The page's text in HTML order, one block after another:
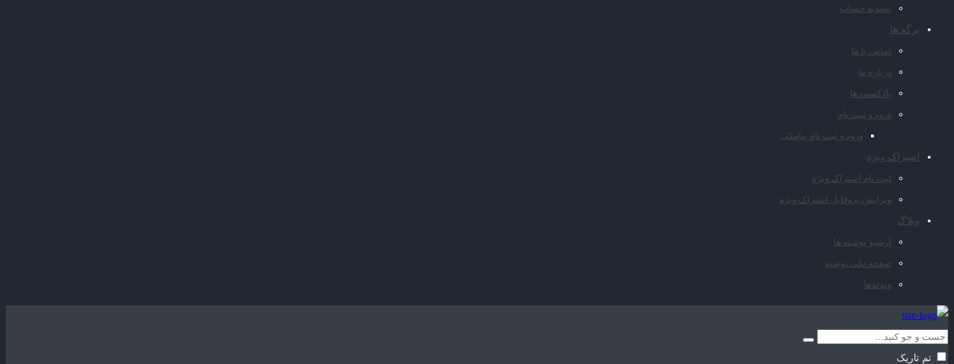
تسویه حساب
برگه ها
تماس با ما
درباره ما
پادکست ها
ورود و ثبت نام
ورود و ثبت نام پیامکی
اشتراک ویژه
ثبت نام اشتراک ویژه
ویرایش پروفایل اشتراک ویژه
وبلاگ
آرشیو نوشته ها
صفحه تکی نوشته
ویدئوها
تم تاریک